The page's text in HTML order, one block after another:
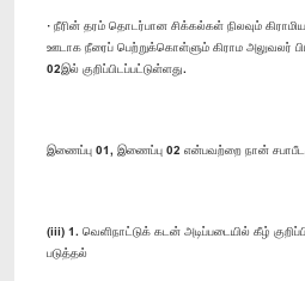
· நீரின் தரம் தொடர்பான சிக்கல்கள் நிலவும்
ஊடாக நீரைப் பெற்றுக்கொள்ளும் கிராம அலுவலர்
02இல் குறிப்பிடப்பட்டுள்ளது.
இணைப்பு 01, இணைப்பு 02 என்பவற்றை நான்
(iii) 1. வெளிநாட்டுக் கடன் அடிப்படையில் கீழ்
படுத்தல்